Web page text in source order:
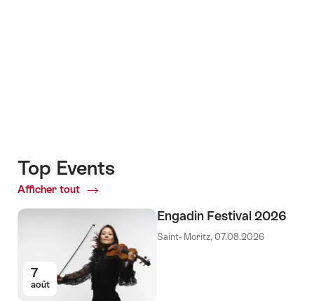
Top Events
Afficher tout
Top
7
août
Engadin Festival 2026
Saint- Moritz, 07.08.2026